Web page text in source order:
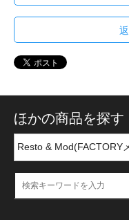
ほかの商品を探す